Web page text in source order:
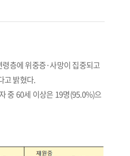
층에 위중증·사망이 집중되고
고 밝혔다.
중 60세 이상은 19명(95.0%)으